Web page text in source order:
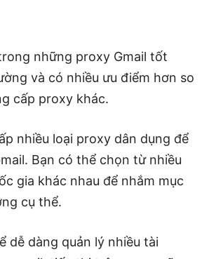
những proxy Gmail tốt
và có nhiều ưu điểm hơn so
cấp proxy khác.
nhiều loại proxy dân dụng để
Bạn có thể chọn từ nhiều
gia khác nhau để nhắm mục
cụ thể.
dễ dàng quản lý nhiều tài